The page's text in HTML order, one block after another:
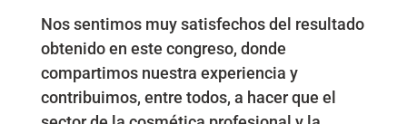
Nos sentimos muy satisfechos del resultado
obtenido en este congreso, donde
compartimos nuestra experiencia y
contribuimos, entre todos, a hacer que el